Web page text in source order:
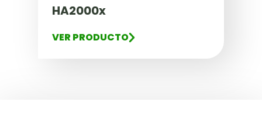
HA2000x
VER PRODUCTO